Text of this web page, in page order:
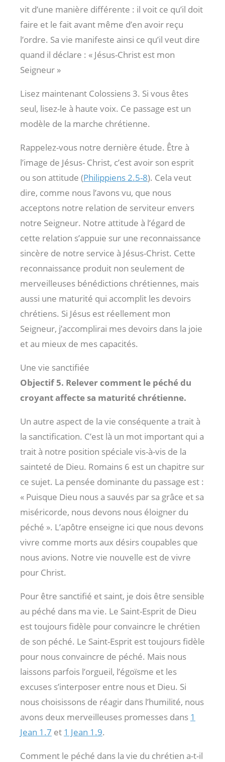
vit d’une manière différente : il voit ce qu’il doit
faire et le fait avant même d’en avoir reçu
l’ordre. Sa vie manifeste ainsi ce qu’il veut dire
quand il déclare : « Jésus-Christ est mon
Seigneur »
Lisez maintenant Colossiens 3. Si vous êtes
seul, lisez-le à haute voix. Ce passage est un
modèle de la marche chrétienne.
Rappelez-vous notre dernière étude. Être à
l’image de Jésus- Christ, c’est avoir son esprit
ou son attitude (Philippiens 2.5-8). Cela veut
dire, comme nous l’avons vu, que nous
acceptons notre relation de serviteur envers
notre Seigneur. Notre attitude à l’égard de
cette relation s’appuie sur une reconnaissance
sincère de notre service à Jésus-Christ. Cette
reconnaissance produit non seulement de
merveilleuses bénédictions chrétiennes, mais
aussi une maturité qui accomplit les devoirs
chrétiens. Si Jésus est réellement mon
Seigneur, j’accomplirai mes devoirs dans la joie
et au mieux de mes capacités.
Une vie sanctifiée
Objectif 5. Relever comment le péché du
croyant affecte sa maturité chrétienne.
Un autre aspect de la vie conséquente a trait à
la sanctification. C’est là un mot important qui a
trait à notre position spéciale vis-à-vis de la
sainteté de Dieu. Romains 6 est un chapitre sur
ce sujet. La pensée dominante du passage est :
« Puisque Dieu nous a sauvés par sa grâce et sa
miséricorde, nous devons nous éloigner du
péché ». L’apôtre enseigne ici que nous devons
vivre comme morts aux désirs coupables que
nous avions. Notre vie nouvelle est de vivre
pour Christ.
Pour être sanctifié et saint, je dois être sensible
au péché dans ma vie. Le Saint-Esprit de Dieu
est toujours fidèle pour convaincre le chrétien
de son péché. Le Saint-Esprit est toujours fidèle
pour nous convaincre de péché. Mais nous
laissons parfois l’orgueil, l’égoïsme et les
excuses s’interposer entre nous et Dieu. Si
nous choisissons de réagir dans l’humilité, nous
avons deux merveilleuses promesses dans 1
Jean 1.7 et 1 Jean 1.9.
Comment le péché dans la vie du chrétien a-t-il